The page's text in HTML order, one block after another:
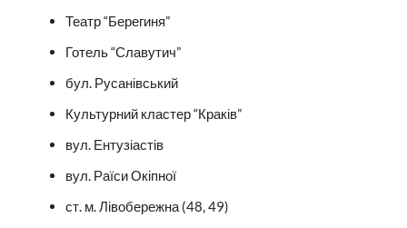
Театр “Берегиня”
Готель “Славутич”
бул. Русанівський
Культурний кластер “Краків”
вул. Ентузіастів
вул. Раїси Окіпної
ст. м. Лівобережна (48, 49)